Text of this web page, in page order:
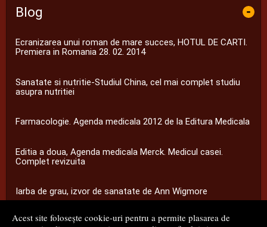
Acest site folosește cookie-uri pentru a permite plasarea de
Blog -
Ecranizarea unui roman de mare succes, HOTUL DE CARTI.
Premiera in Romania 28. 02. 2014
Sanatate si nutritie-Studiul China, cel mai complet studiu
asupra nutritiei
Farmacologie. Agenda medicala 2012 de la Editura Medicala
Editia a doua, Agenda medicala Merck. Medicul casei.
Complet revizuita
Iarba de grau, izvor de sanatate de Ann Wigmore
...toate știrile